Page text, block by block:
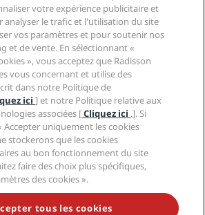
Familles
Radisson Rewards
du site
moderne
DE NOS OFFRES LES PLUS
POPULAIRES
votre expérience publicitaire et
analyser le trafic et l'utilisation du site
vos paramètres et pour soutenir nos
et de vente. En sélectionnant «
», vous acceptez que Radisson
vous concernant et utilise des
dans notre Politique de
ici] et notre Politique relative aux
associées [Cliquez ici .]. Si
Accepter uniquement les cookies
stockerons que les cookies
au bon fonctionnement du site
faire des choix plus spécifiques,
des cookies ».
tous les cookies